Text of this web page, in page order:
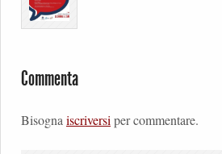
Commenta
Bisognaiscriversiper commentare.